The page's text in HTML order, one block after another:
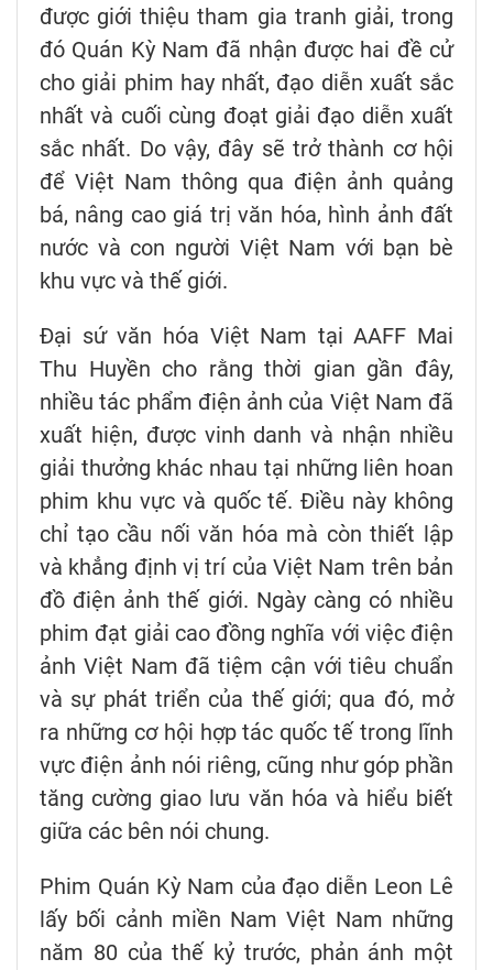
được giới thiệu tham gia tranh giải, trong
đó Quán Kỳ Nam đã nhận được hai đề cử
cho giải phim hay nhất, đạo diễn xuất sắc
nhất và cuối cùng đoạt giải đạo diễn xuất
sắc nhất. Do vậy, đây sẽ trở thành cơ hội
để Việt Nam thông qua điện ảnh quảng
bá, nâng cao giá trị văn hóa, hình ảnh đất
nước và con người Việt Nam với bạn bè
khu vực và thế giới.
Đại sứ văn hóa Việt Nam tại AAFF Mai
Thu Huyền cho rằng thời gian gần đây,
nhiều tác phẩm điện ảnh của Việt Nam đã
xuất hiện, được vinh danh và nhận nhiều
giải thưởng khác nhau tại những liên hoan
phim khu vực và quốc tế. Điều này không
chỉ tạo cầu nối văn hóa mà còn thiết lập
và khẳng định vị trí của Việt Nam trên bản
đồ điện ảnh thế giới. Ngày càng có nhiều
phim đạt giải cao đồng nghĩa với việc điện
ảnh Việt Nam đã tiệm cận với tiêu chuẩn
và sự phát triển của thế giới; qua đó, mở
ra những cơ hội hợp tác quốc tế trong lĩnh
vực điện ảnh nói riêng, cũng như góp phần
tăng cường giao lưu văn hóa và hiểu biết
giữa các bên nói chung.
Phim Quán Kỳ Nam của đạo diễn Leon Lê
lấy bối cảnh miền Nam Việt Nam những
năm 80 của thế kỷ trước, phản ánh một